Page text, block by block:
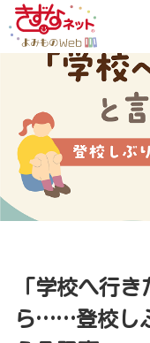
「学校へ行
ら……登校し